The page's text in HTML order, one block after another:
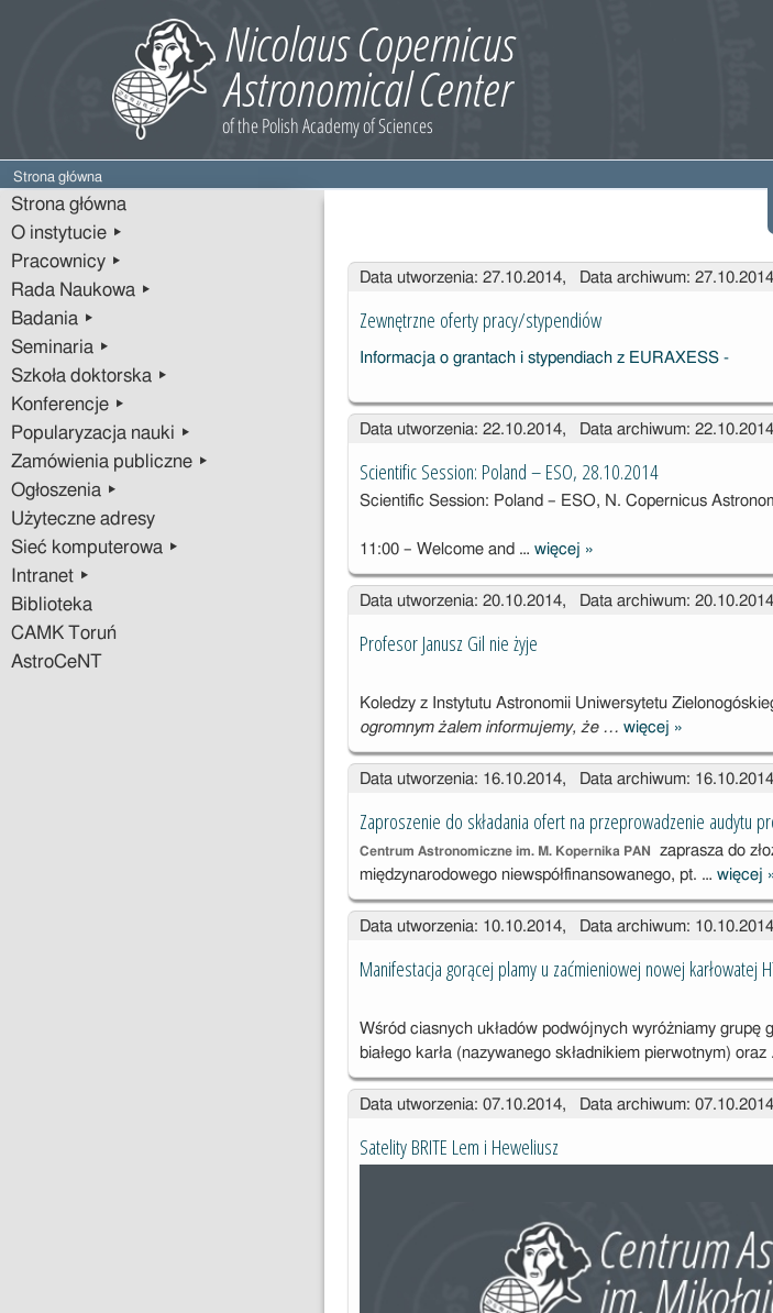
Strona główna
Strona główna
O instytucie ▸
Pracownicy ▸
Rada Naukowa ▸
Badania ▸
Seminaria ▸
Szkoła doktorska ▸
Konferencje ▸
Popularyzacja nauki ▸
Zamówienia publiczne ▸
Ogłoszenia ▸
Użyteczne adresy
Sieć komputerowa ▸
Intranet ▸
Biblioteka
CAMK Toruń
AstroCeNT
Wpisy
Data utworzenia: 27.10.2014, Data archiwum: 27.10.2014
Zewnętrzne oferty pracy/stypendiów
Data utworzenia: 22.10.2014, Data archiwum: 22.10.2014
Scientific Session: Poland – ESO, 28.10.2014
Scientific Session: Poland – ESO, N. Copernicus
11:00 – Welcome and … więcej Scientific
Session:
Poland – ESO,
»
Data utworzenia: 20.10.2014, Data archiwum: 20.10.2014
Profesor Janusz Gil nie żyje
Koledzy z Instytutu Astronomii Uniwersytetu
ogromnym żalem informujemy, że … więcej Profesor
Janusz Gil nie
żyje
»
Data utworzenia: 16.10.2014, Data archiwum: 16.10.2014
Zaproszenie do składania ofert na przeprowadzenie audytu
Centrum Astronomiczne im. M. Kopernika PAN zaprasza do
międzynarodowego niewspółfinansowanego, pt. … więcej
Data utworzenia: 10.10.2014, Data archiwum: 10.10.2014
Manifestacja gorącej plamy u zaćmieniowej nowej karłowatej
Wśród ciasnych układów podwójnych wyróżniamy grupę
białego karła (nazywanego składnikiem pierwotnym) oraz
Data utworzenia: 07.10.2014, Data archiwum: 07.10.2014
Satelity BRITE Lem i Heweliusz